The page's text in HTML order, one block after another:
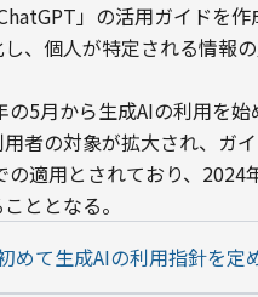
」の活用ガイドを
、個人が特定される情報
5月から生成AIの利用を
者の対象が拡大され、ガ
適用とされており、
ととなる。
めて生成AIの利用指針を定